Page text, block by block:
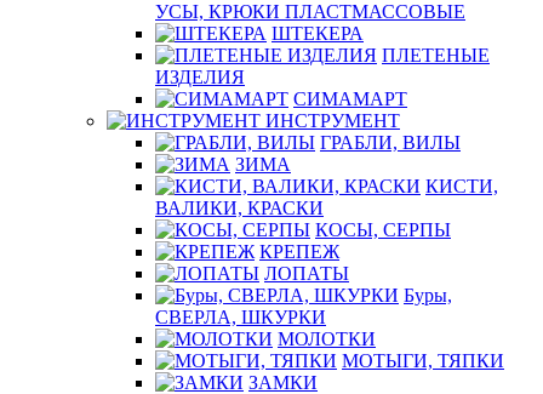
УСЫ, КРЮКИ ПЛАСТМАССОВЫЕ
ШТЕКЕРА
ПЛЕТЕНЫЕ
ИЗДЕЛИЯ
СИМАМАРТ
ИНСТРУМЕНТ
ГРАБЛИ, ВИЛЫ
ЗИМА
КИСТИ,
ВАЛИКИ, КРАСКИ
КОСЫ, СЕРПЫ
КРЕПЕЖ
ЛОПАТЫ
Буры,
СВЕРЛА, ШКУРКИ
МОЛОТКИ
МОТЫГИ, ТЯПКИ
ЗАМКИ